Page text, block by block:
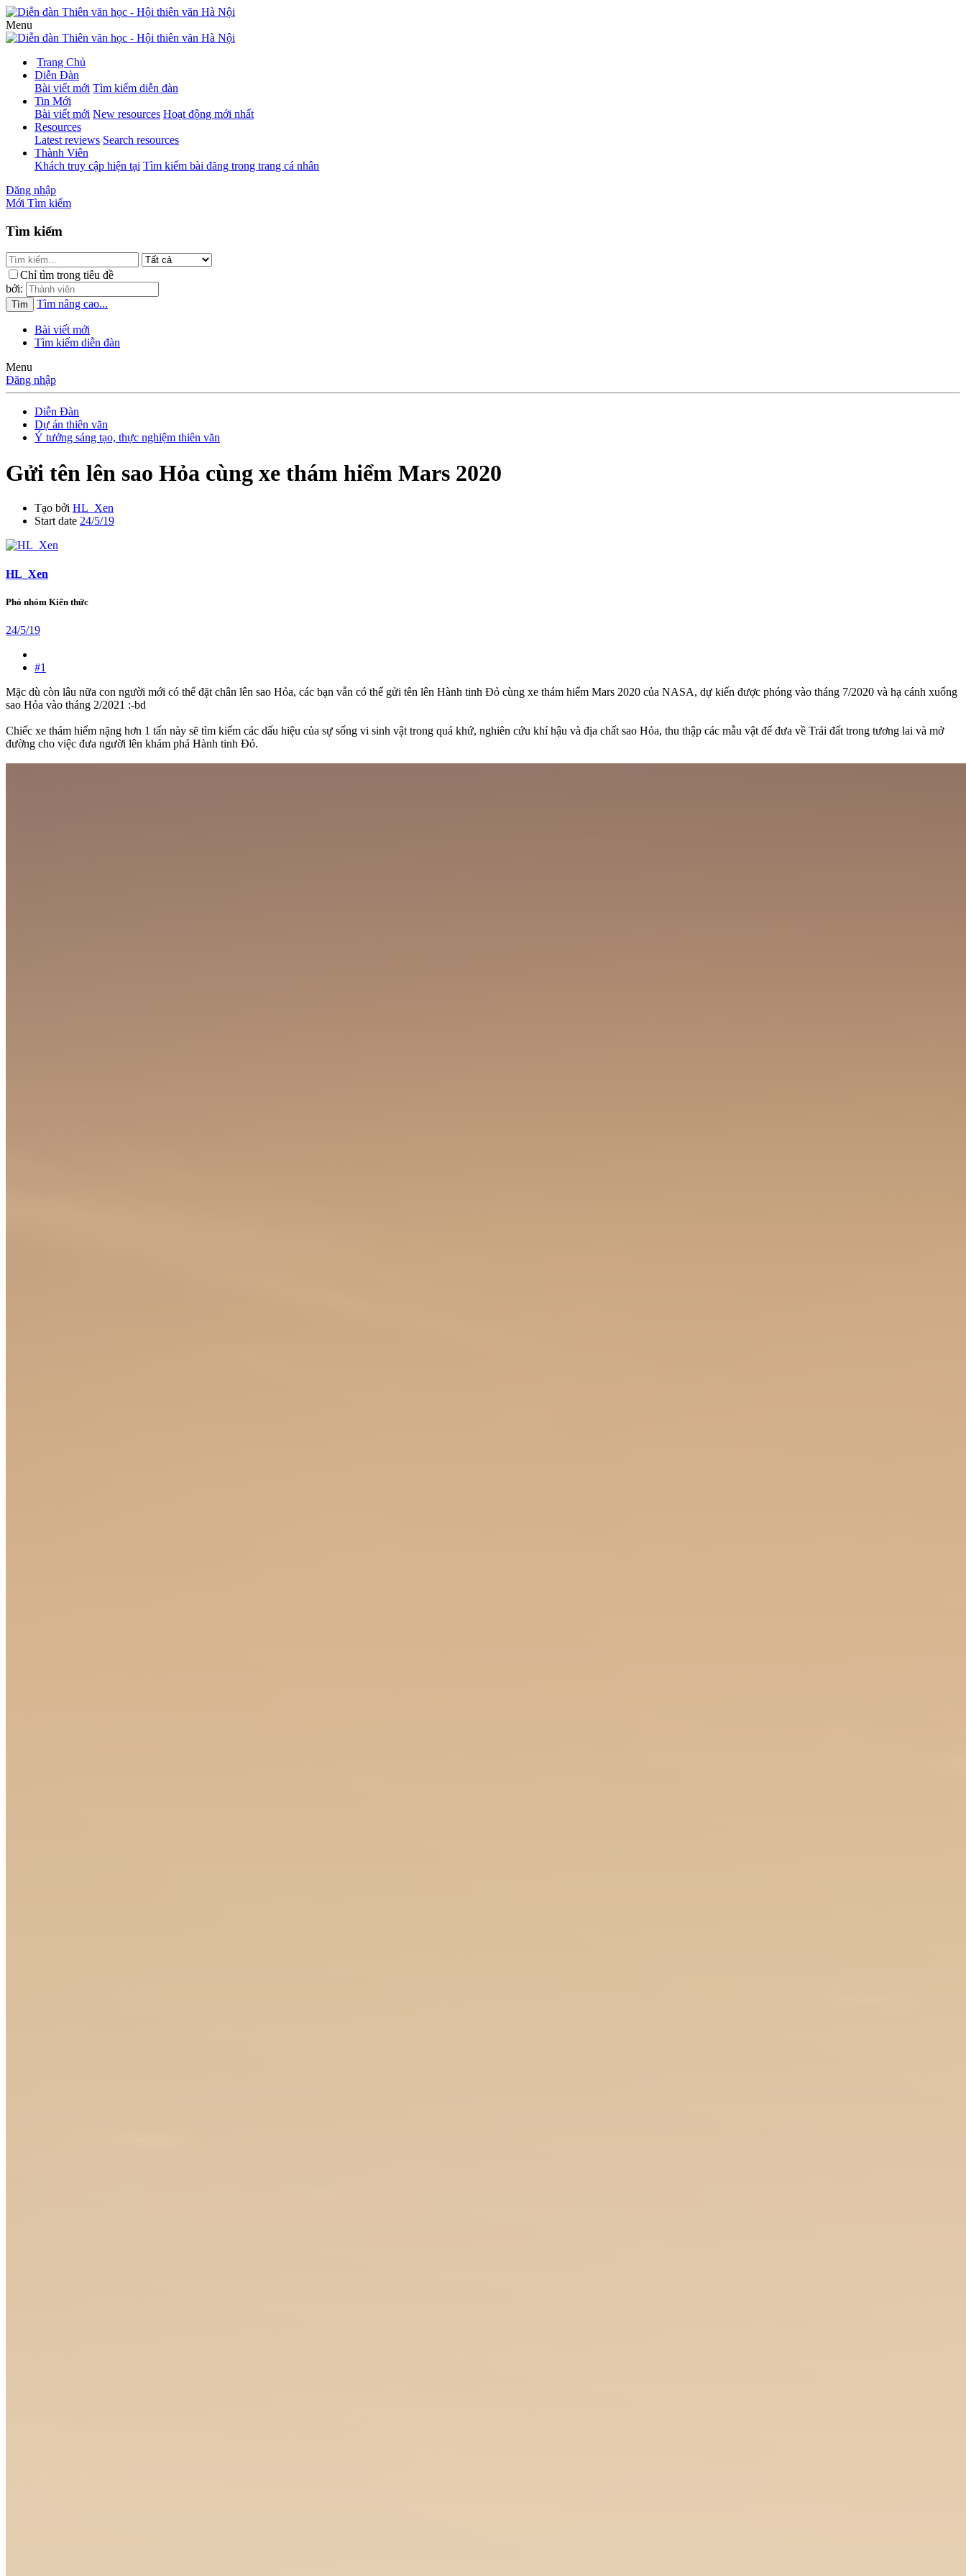
Menu
Trang Chủ
Diễn Đàn
Bài viết mới Tìm kiếm diễn đàn
Tin Mới
Bài viết mới New resources Hoạt động mới nhất
Resources
Latest reviews Search resources
Thành Viên
Khách truy cập hiện tại Tìm kiếm bài đăng trong trang cá nhân
Đăng nhập
Mới Tìm kiếm
Tìm kiếm
Chỉ tìm trong tiêu đề
bởi:
Tìm Tìm nâng cao...
Bài viết mới
Tìm kiếm diễn đàn
Menu
Đăng nhập
Diễn Đàn
Dự án thiên văn
Ý tưởng sáng tạo, thực nghiệm thiên văn
Gửi tên lên sao Hỏa cùng xe thám hiểm Mars 2020
Tạo bởi HL_Xen
Start date 24/5/19
HL_Xen
Phó nhóm Kiến thức
24/5/19
#1
Mặc dù còn lâu nữa con người mới có thể đặt chân lên sao Hỏa, các bạn vẫn có thể gửi tên lên Hành tinh Đỏ cùng xe thám hiểm Mars 2020 của NASA, dự kiến được phóng vào tháng 7/2020 và hạ cánh xuống
sao Hỏa vào tháng 2/2021 :-bd
Chiếc xe thám hiểm nặng hơn 1 tấn này sẽ tìm kiếm các dấu hiệu của sự sống vi sinh vật trong quá khứ, nghiên cứu khí hậu và địa chất sao Hỏa, thu thập các mẫu vật để đưa về Trái đất trong tương lai và mở
đường cho việc đưa người lên khám phá Hành tinh Đỏ.